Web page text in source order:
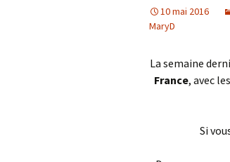
10 mai 2016
MaryD
La semaine
France, avec
Si